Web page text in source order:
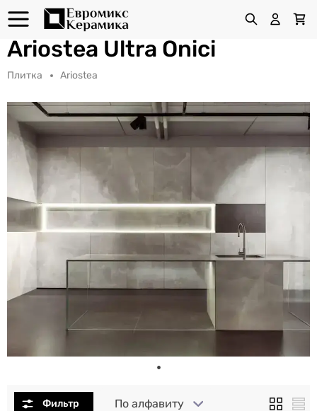
Ariostea Ultra Onici
Плитка Ariostea
По алфавиту